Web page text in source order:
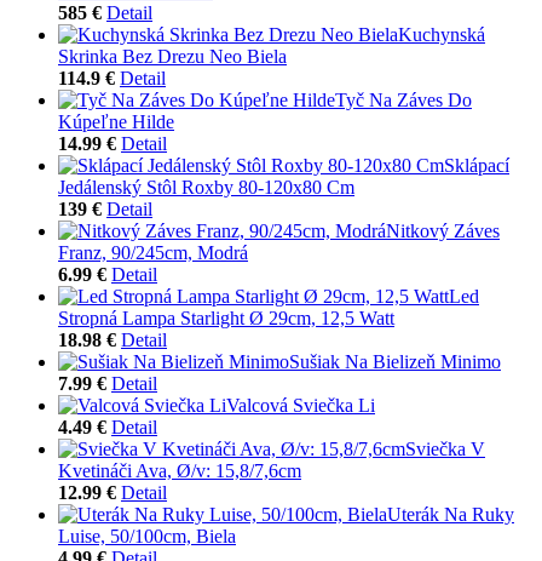
585 € Detail
Kuchynská
Skrinka Bez Drezu Neo Biela
114.9 € Detail
Tyč Na Záves Do
Kúpeľne Hilde
14.99 € Detail
Sklápací
Jedálenský Stôl Roxby 80-120x80 Cm
139 € Detail
Nitkový Záves
Franz, 90/245cm, Modrá
6.99 € Detail
Led
Stropná Lampa Starlight Ø 29cm, 12,5 Watt
18.98 € Detail
Sušiak Na Bielizeň Minimo
7.99 € Detail
Valcová Sviečka Li
4.49 € Detail
Sviečka V
Kvetináči Ava, Ø/v: 15,8/7,6cm
12.99 € Detail
Uterák Na Ruky
Luise, 50/100cm, Biela